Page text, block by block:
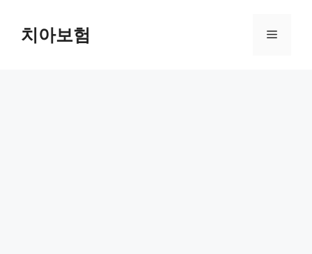
content치아보험 Menu